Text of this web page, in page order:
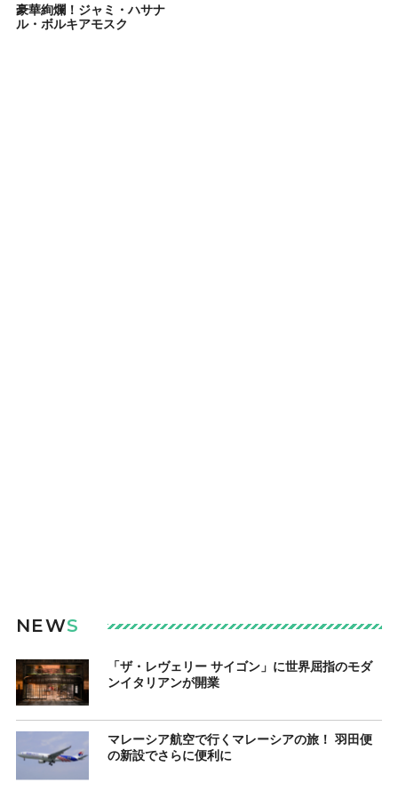
豪華絢爛！ジャミ・ハサナ
ル・ボルキアモスク
NEWS
「ザ・レヴェリー サイゴン」に世界屈指のモダ
ンイタリアンが開業
マレーシア航空で行くマレーシアの旅！ 羽田便
の新設でさらに便利に